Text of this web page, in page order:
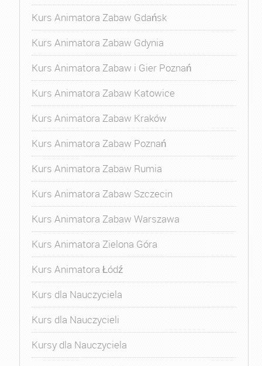
Kurs Animatora Zabaw Gdańsk
Kurs Animatora Zabaw Gdynia
Kurs Animatora Zabaw i Gier Poznań
Kurs Animatora Zabaw Katowice
Kurs Animatora Zabaw Kraków
Kurs Animatora Zabaw Poznań
Kurs Animatora Zabaw Rumia
Kurs Animatora Zabaw Szczecin
Kurs Animatora Zabaw Warszawa
Kurs Animatora Zielona Góra
Kurs Animatora Łódź
Kurs dla Nauczyciela
Kurs dla Nauczycieli
Kursy dla Nauczyciela